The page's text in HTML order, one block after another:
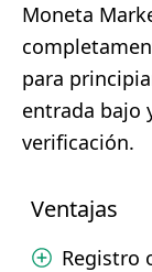
Moneta
para
entrada bajo
verificación.
Ventajas
Registro